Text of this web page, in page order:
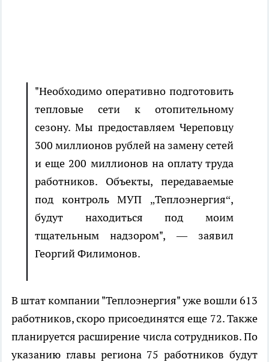
"Необходимо оперативно подготовить
тепловые сети к отопительному
сезону. Мы предоставляем Череповцу
300 миллионов рублей на замену сетей
и еще 200 миллионов на оплату труда
работников. Объекты, передаваемые
под контроль МУП „Теплоэнергия“,
будут находиться под моим
тщательным надзором", — заявил
Георгий Филимонов.
В штат компании "Теплоэнергия" уже вошли 613
работников, скоро присоединятся еще 72. Также
планируется расширение числа сотрудников. По
указанию главы региона 75 работников будут